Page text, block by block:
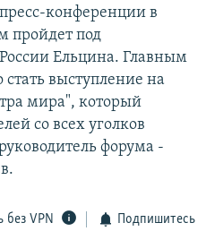
конференции в
пройдет под
Ельцина. Главным
выступление на
мира", который
со всех уголков
форума -
без VPN Подпишитесь